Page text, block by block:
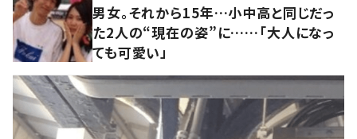
男女。それから15年…小中高と同じだっ
た2人の“現在の姿”に……「大人になっ
ても可愛い」